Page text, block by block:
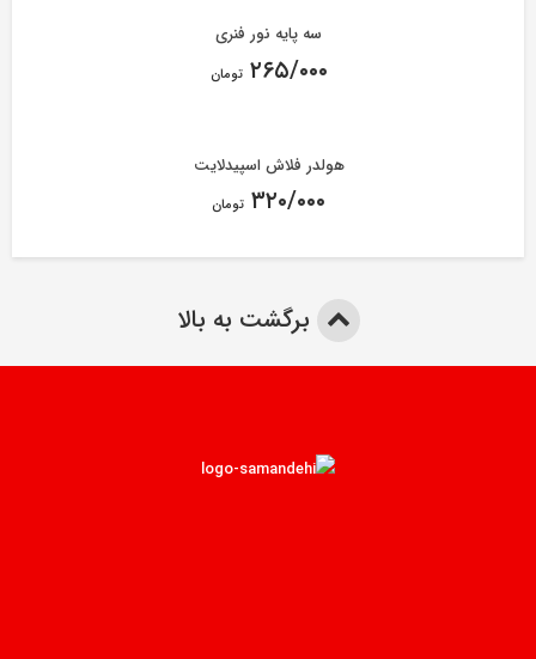
سه پایه نور فنری
۲۶۵/۰۰۰ تومان
هولدر فلاش اسپیدلایت
۳۲۰/۰۰۰ تومان
برگشت به بالا